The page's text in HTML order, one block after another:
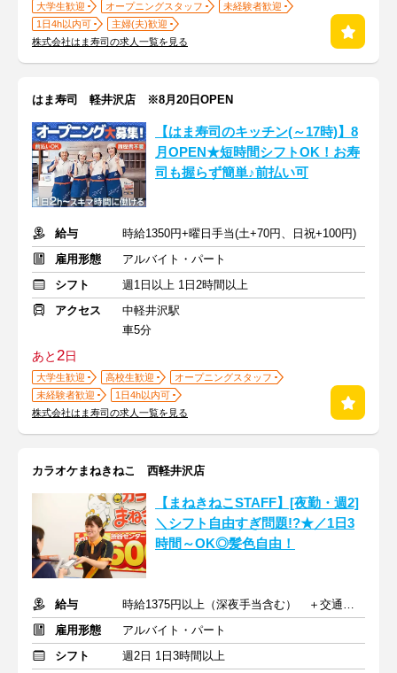
大学生歓迎 オープニングスタッフ
未経験者歓迎
1日4h以内可
主婦(夫)歓迎
株式会社はま寿司の求人一覧を見る
はま寿司 軽井沢店 ※8月20日OPEN
【はま寿司のキッチン(～17時)】8
月OPEN★短時間シフトOK！お寿
司も握らず簡単♪前払い可
給与
時給1350円+曜日手当(土+70円、日祝+100円)
雇用形態
アルバイト・パート
シフト
週1日以上 1日2時間以上
アクセス
中軽井沢駅
車5分
あと2日
大学生歓迎 高校生歓迎
オープニングスタッフ
未経験者歓迎
1日4h以内可
株式会社はま寿司の求人一覧を見る
カラオケまねきねこ 西軽井沢店
【まねきねこSTAFF】[夜勤・週2]
＼シフト自由すぎ問題!?★／1日3
時間～OK◎髪色自由！
給与
時給1375円以上（深夜手当含む） ＋交通費支給
雇用形態
アルバイト・パート
シフト
週2日 1日3時間以上